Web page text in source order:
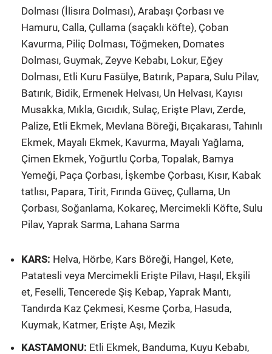
Dolması (İlisıra Dolması), Arabaşı Çorbası ve
Hamuru, Calla, Çullama (saçaklı köfte), Çoban
Kavurma, Piliç Dolması, Töğmeken, Domates
Dolması, Guymak, Zeyve Kebabı, Lokur, Eğey
Dolması, Etli Kuru Fasülye, Batırık, Papara, Sulu Pilav,
Batırık, Bidik, Ermenek Helvası, Un Helvası, Kayısı
Musakka, Mıkla, Gıcıdık, Sulaç, Erişte Plavı, Zerde,
Palize, Etli Ekmek, Mevlana Böreği, Bıçakarası, Tahınlı
Ekmek, Mayalı Ekmek, Kavurma, Mayalı Yağlama,
Çimen Ekmek, Yoğurtlu Çorba, Topalak, Bamya
Yemeği, Paça Çorbası, İşkembe Çorbası, Kısır, Kabak
tatlısı, Papara, Tirit, Fırında Güveç, Çullama, Un
Çorbası, Soğanlama, Kokareç, Mercimekli Köfte, Sulu
Pilav, Yaprak Sarma, Lahana Sarma
KARS: Helva, Hörbe, Kars Böreği, Hangel, Kete,
Patatesli veya Mercimekli Erişte Pilavı, Haşıl, Ekşili
et, Feselli, Tencerede Şiş Kebap, Yaprak Mantı,
Tandırda Kaz Çekmesi, Kesme Çorba, Hasuda,
Kuymak, Katmer, Erişte Aşı, Mezik
KASTAMONU: Etli Ekmek, Banduma, Kuyu Kebabı,